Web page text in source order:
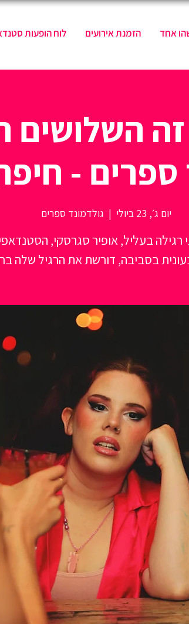
אחד הזמנת אירועים לוח הופעות
השלושים
- חיפה |
יום ג׳, 23 ביולי
  |
גולדמונד ספרים
בעליל, אופיר סגרסקי,
בסביבה, דורשת את הרגיל שלה